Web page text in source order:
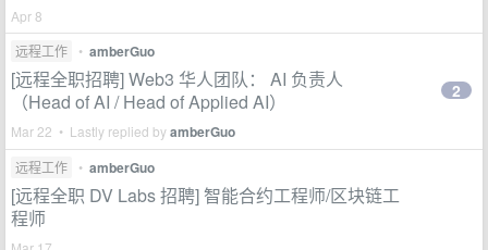
Apr 8
远程工作
• amberGuo
[远程全职招聘] Web3 华人团队： AI 负责人
（Head of AI / Head of Applied AI）
Mar 22 • Lastly replied byamberGuo
2
远程工作 • amberGuo
[远程全职 DV Labs 招聘] 智能合约工程师/区块链工
程师